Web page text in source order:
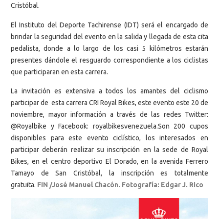
Cristóbal.
El Instituto del Deporte Tachirense (IDT) será el encargado de
brindar la seguridad del evento en la salida y llegada de esta cita
pedalista, donde a lo largo de los casi 5 kilómetros estarán
presentes dándole el resguardo correspondiente a los ciclistas
que participaran en esta carrera.
La invitación es extensiva a todos los amantes del ciclismo
participar de esta carrera CRI Royal Bikes, este evento este 20 de
noviembre, mayor información a través de las redes Twitter:
@Royalbike y Facebook: royalbikesvenezuela.Son 200 cupos
disponibles para este evento ciclístico, los interesados en
participar deberán realizar su inscripción en la sede de Royal
Bikes, en el centro deportivo El Dorado, en la avenida Ferrero
Tamayo de San Cristóbal, la inscripción es totalmente
gratuita. FIN /José Manuel Chacón. Fotografía: Edgar J. Rico